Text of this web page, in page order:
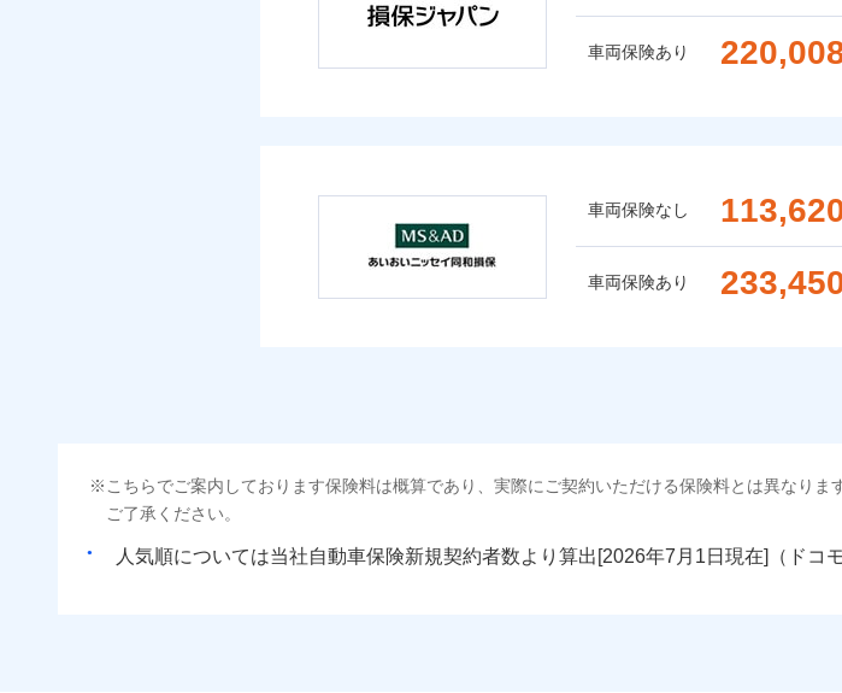
車両保険あり
車両保険なし
車両保険あり
こちらでご案内しております保険料は概算であり、実際にご契約いただける保険料とは異なり
ご了承ください。
人気順については当社 新規契約者数より算出[ 年 月 日現在]（ドコ